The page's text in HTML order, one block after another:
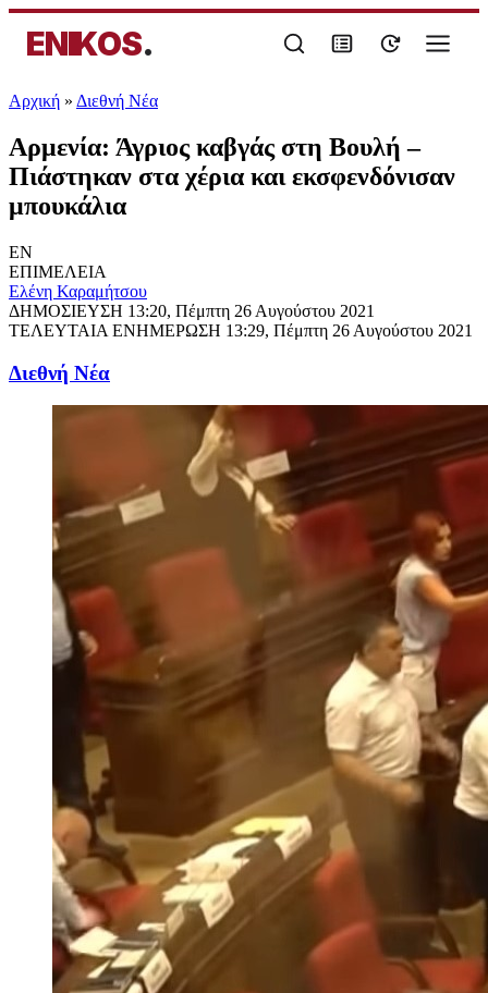
ENIKOS.
Αρχική » Διεθνή Νέα
Αρμενία: Άγριος καβγάς στη Βουλή –
Πιάστηκαν στα χέρια και εκσφενδόνισαν
μπουκάλια
EN
ΕΠΙΜΕΛΕΙΑ
Ελένη Καραμήτσου
ΔΗΜΟΣΙΕΥΣΗ 13:20, Πέμπτη 26 Αυγούστου 2021
ΤΕΛΕΥΤΑΙΑ ΕΝΗΜΕΡΩΣΗ 13:29, Πέμπτη 26 Αυγούστου 2021
Διεθνή Νέα